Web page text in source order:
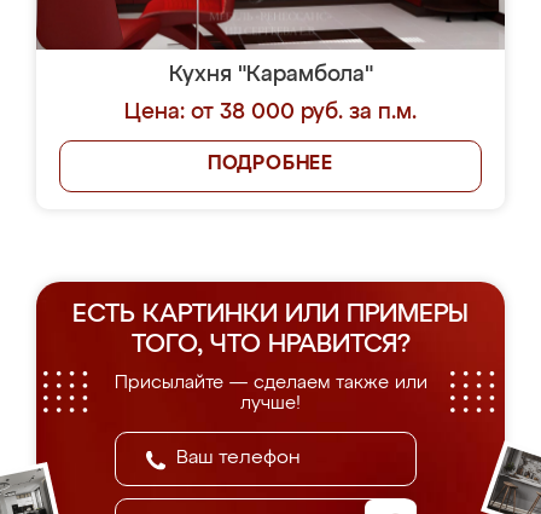
Кухня "Карамбола"
Цена: от 38 000 руб. за п.м.
ПОДРОБНЕЕ
ЕСТЬ КАРТИНКИ ИЛИ ПРИМЕРЫ
ТОГО, ЧТО НРАВИТСЯ?
Присылайте — сделаем также или
лучше!